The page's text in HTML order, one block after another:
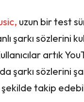
uzun bir test
şarkı sözlerini
artık
şarkı sözlerini
takip